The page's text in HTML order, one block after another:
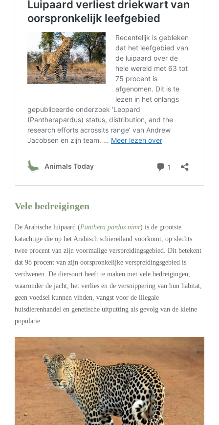
Vele bedreigingen
De Arabische luipaard (Panthera pardus nimr) is de grootste
katachtige die op het Arabisch schiereiland voorkomt, op slechts
twee procent van zijn voormalige verspreidingsgebied. Dit betekent
dat 98 procent van zijn oorspronkelijke verspreidingsgebied is
verdwenen. De diersoort heeft te maken met vele bedreigingen,
waaronder de jacht, het verlies en de versnippering van hun habitat,
geen voedsel kunnen vinden, vangst voor de illegale
huisdierenhandel en genetische uitputting als gevolg van de kleine
populatie.